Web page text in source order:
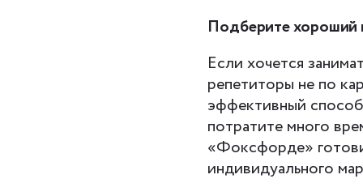
Подберите хороший
Если хочется
репетиторы не по
эффективный
потратите много
«Фоксфорде»
индивидуального